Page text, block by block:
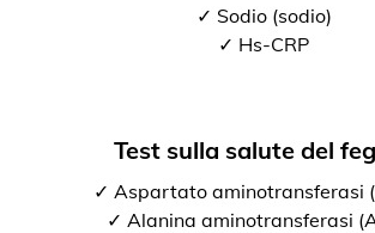
✓ Sodio (sodio)
✓ Hs-CRP
Test sulla salute del
✓ Aspartato aminotransferasi
✓ Alanina aminotransferasi